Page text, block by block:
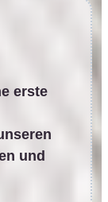
erste
und